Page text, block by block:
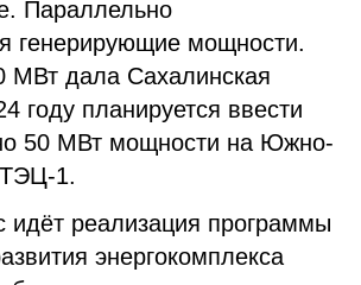
Параллельно
генерирующие мощности.
МВт дала Сахалинская
году планируется ввести
50 МВт мощности на Южно-
1.
идёт реализация программы
энергокомплекса